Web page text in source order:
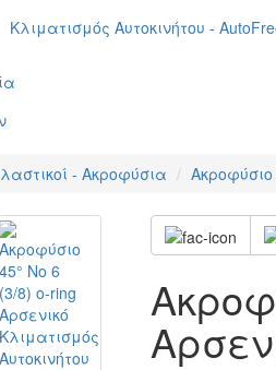
Κλιματισμός Αυτοκινήτου -
- Ακροφύσια Ακροφύσιο